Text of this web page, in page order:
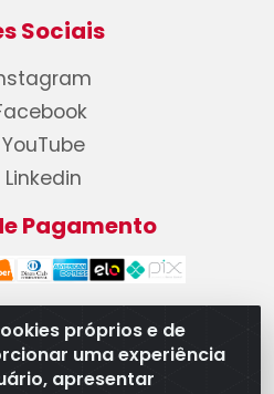
próprios e de
uma experiência
apresentar
Sociais
YouTube
Linkedin
Pagamento
LTDA - CNPJ
do Níquel, 667 - Parque